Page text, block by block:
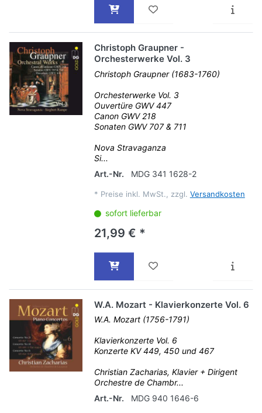
Christoph Graupner -
Orchesterwerke Vol. 3
Christoph Graupner (1683-1760)
Orchesterwerke Vol. 3
Ouvertüre GWV 447
Canon GWV 218
Sonaten GWV 707 & 711
Nova Stravaganza
Si...
Art.-Nr.
MDG 341 1628-2
* Preise inkl. MwSt., zzgl. Versandkosten
sofort lieferbar
21,99 € *
W.A. Mozart - Klavierkonzerte Vol. 6
W.A. Mozart (1756-1791)
Klavierkonzerte Vol. 6
Konzerte KV 449, 450 und 467
Christian Zacharias, Klavier + Dirigent
Orchestre de Chambr...
Art.-Nr.
MDG 940 1646-6